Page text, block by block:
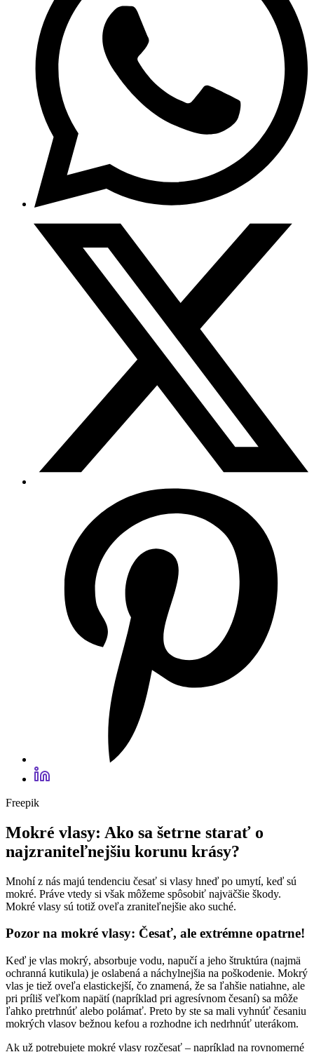
Freepik
Mokré vlasy: Ako sa šetrne starať o
najzraniteľnejšiu korunu krásy?
Mnohí z nás majú tendenciu česať si vlasy hneď po umytí, keď sú
mokré. Práve vtedy si však môžeme spôsobiť najväčšie škody.
Mokré vlasy sú totiž oveľa zraniteľnejšie ako suché.
Pozor na mokré vlasy: Česať, ale extrémne opatrne!
Keď je vlas mokrý, absorbuje vodu, napučí a jeho štruktúra (najmä
ochranná kutikula) je oslabená a náchylnejšia na poškodenie. Mokrý
vlas je tiež oveľa elastickejší, čo znamená, že sa ľahšie natiahne, ale
pri príliš veľkom napätí (napríklad pri agresívnom česaní) sa môže
ľahko pretrhnúť alebo polámať. Preto by ste sa mali vyhnúť česaniu
mokrých vlasov bežnou kefou a rozhodne ich nedrhnúť uterákom.
Ak už potrebujete mokré vlasy rozčesať – napríklad na rovnomerné